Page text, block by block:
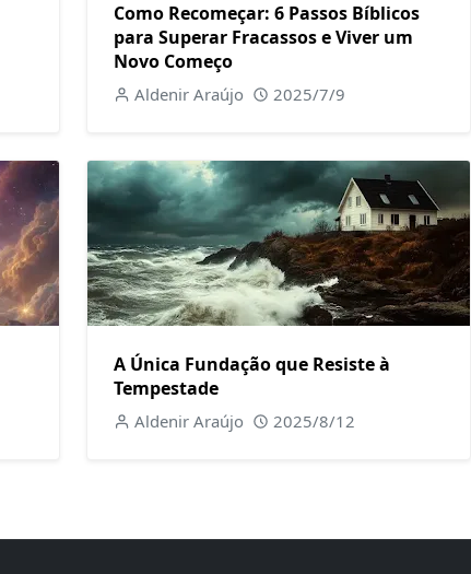
Como Recomeçar: 6 Passos Bíblicos
para Superar Fracassos e Viver um
Novo Começo
Aldenir Araújo 2025/7/9
A Única Fundação que Resiste à
Tempestade
Aldenir Araújo 2025/8/12